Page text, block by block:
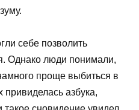
себе позволить
Однако люди понимали,
проще выбиться в
азбука,